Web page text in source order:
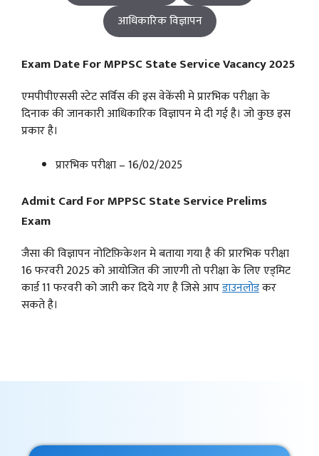
आधिकारिक विज्ञापन
Exam Date For MPPSC State Service Vacancy 2025
एमपीपीएससी स्टेट सर्विस की इस वेकेंसी मे प्रारभिक परीक्षा के
दिनाक की जानकारी आधिकारिक विज्ञापन मे दी गई है। जो कुछ इस
प्रकार है।
प्रारभिक परीक्षा – 16/02/2025
Admit Card For MPPSC State Service Prelims
Exam
जैसा की विज्ञापन नोटिफ़िकेशन मे बताया गया है की प्रारभिक परीक्षा
16 फरवरी 2025 को आयोजित की जाएगी तो परीक्षा के लिए एड्मिट
कार्ड 11 फरवरी को जारी कर दिये गए है जिसे आपडाउनलोडकर
सकते है।